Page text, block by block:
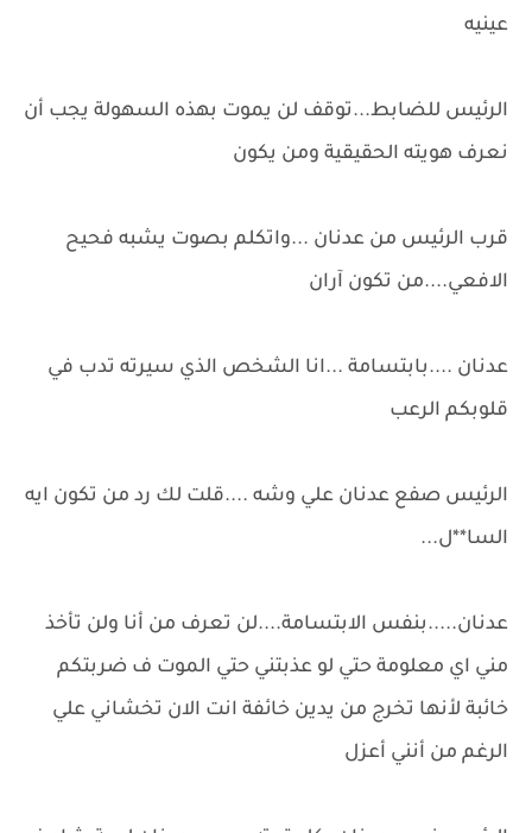
عينيه
الرئيس للضابط...توقف لن يموت بهذه السهولة يجب أن
نعرف هويته الحقيقية ومن يكون
قرب الرئيس من عدنان ...واتكلم بصوت يشبه فحيح
الافعي....من تكون آران
عدنان ....بابتسامة ...انا الشخص الذي سيرته تدب في
قلوبكم الرعب
الرئيس صفع عدنان علي وشه ....قلت لك رد من تكون ايه
السا**ل...
عدنان.....بنفس الابتسامة....لن تعرف من أنا ولن تأخذ
مني اي معلومة حتي لو عذبتني حتي الموت ف ضربتكم
خائبة لأنها تخرج من يدين خائفة انت الان تخشاني علي
الرغم من أنني أعزل